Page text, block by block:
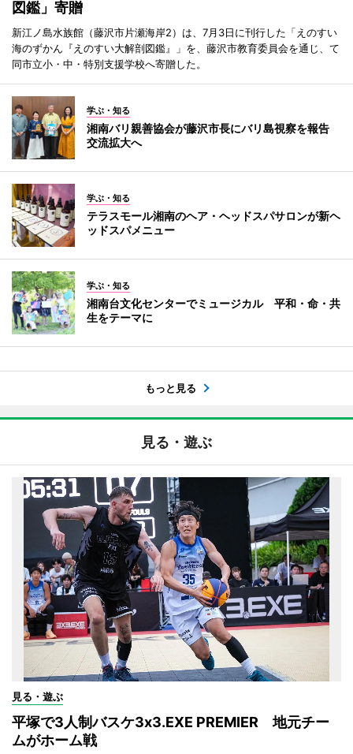
図鑑」寄贈
新江ノ島水族館（藤沢市片瀬海岸2）は、7月3日に刊行した「えのすい
海のずかん『えのすい大解剖図鑑』」を、藤沢市教育委員会を通じ、て
同市立小・中・特別支援学校へ寄贈した。
学ぶ・知る
湘南バリ親善協会が藤沢市長にバリ島視察を報告
交流拡大へ
学ぶ・知る
テラスモール湘南のヘア・ヘッドスパサロンが新ヘ
ッドスパメニュー
学ぶ・知る
湘南台文化センターでミュージカル 平和・命・共
生をテーマに
もっと見る
見る・遊ぶ
見る・遊ぶ
平塚で3人制バスケ3x3.EXE PREMIER 地元チー
ムがホーム戦